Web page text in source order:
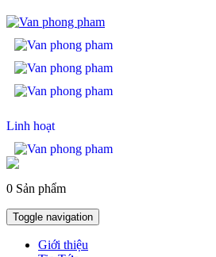
Linh hoạt
0 Sản phẩm
Toggle navigation
Giới thiệu